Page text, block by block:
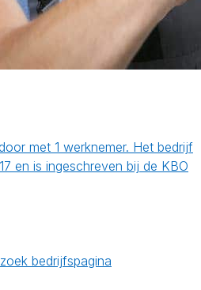
met 1 werknemer. Het bedrijf
en is ingeschreven bij de KBO
bedrijfspagina